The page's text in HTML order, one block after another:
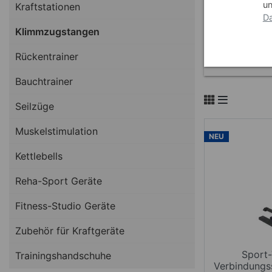
Kraftstationen
Klimmzugstangen
Rückentrainer
Bauchtrainer
Seilzüge
Muskelstimulation
Kettlebells
Reha-Sport Geräte
Fitness-Studio Geräte
Zubehör für Kraftgeräte
Trainingshandschuhe
NEU